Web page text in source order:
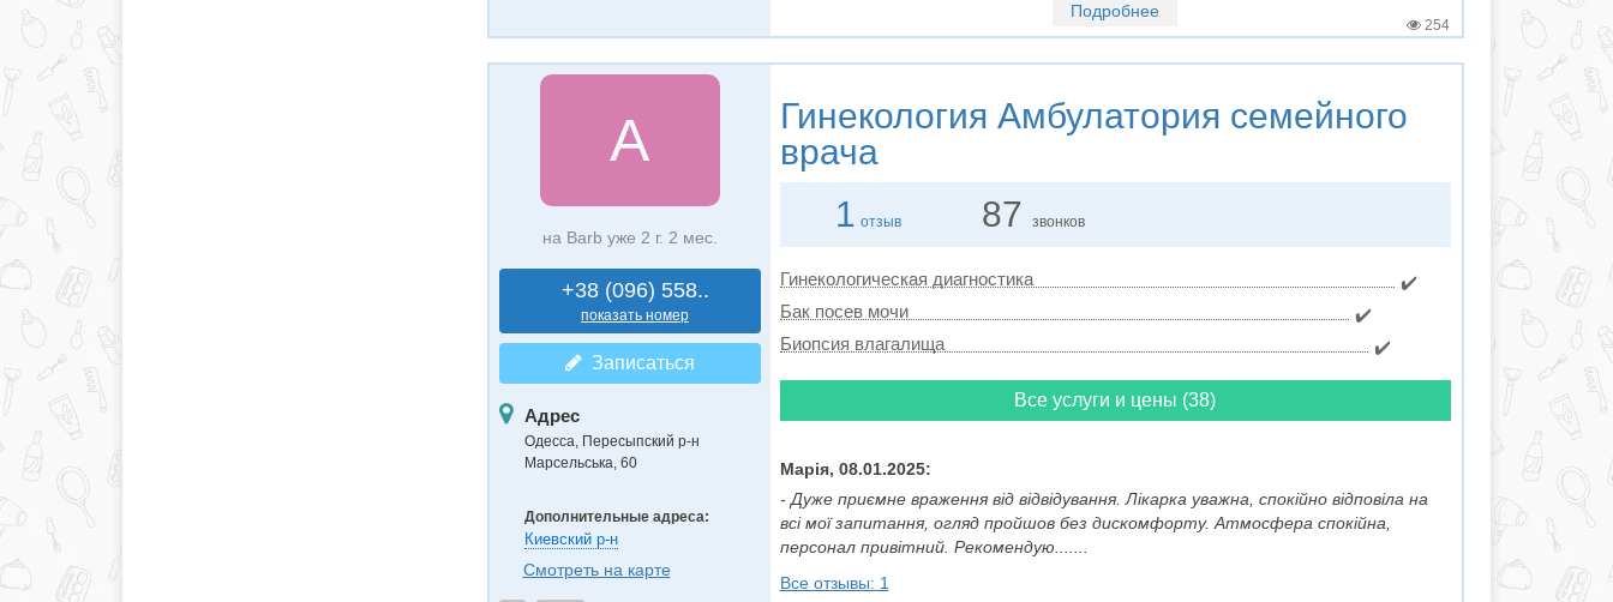
Подробнее
254
А
на Barb уже 2 г. 2 мес.
+38 (096) 558..
показать номер
Записаться
Адрес
Одесса, Пересыпский р-н
Марсельська, 60
Дополнительные адреса:
Киевский р-н
Смотреть на карте
Гинекология Амбулатория семейного
врача
1 отзыв 87 звонков
Гинекологическая диагностика
✔️
Бак посев мочи
✔️
Биопсия влагалища
✔️
Все услуги и цены (38)
Марія, 08.01.2025:
- Дуже приємне враження від відвідування. Лікарка уважна, спокійно відповіла на
всі мої запитання, огляд пройшов без дискомфорту. Атмосфера спокійна,
персонал привітний. Рекомендую.......
Все отзывы: 1